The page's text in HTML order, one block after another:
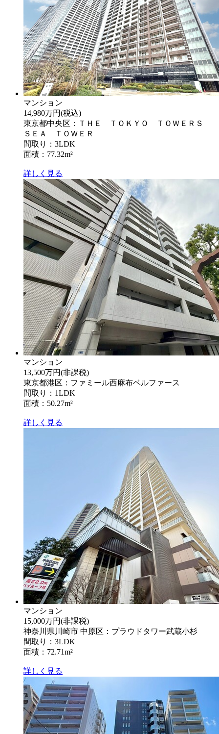
マンション
14,980万円(税込)
東京都中央区：ＴＨＥ ＴＯＫＹＯ ＴＯＷＥＲＳ
ＳＥＡ ＴＯＷＥＲ
間取り：3LDK
面積：77.32m²
詳しく見る
マンション
13,500万円(非課税)
東京都港区：ファミール西麻布ベルファース
間取り：1LDK
面積：50.27m²
詳しく見る
マンション
15,000万円(非課税)
神奈川県川崎市 中原区：プラウドタワー武蔵小杉
間取り：3LDK
面積：72.71m²
詳しく見る